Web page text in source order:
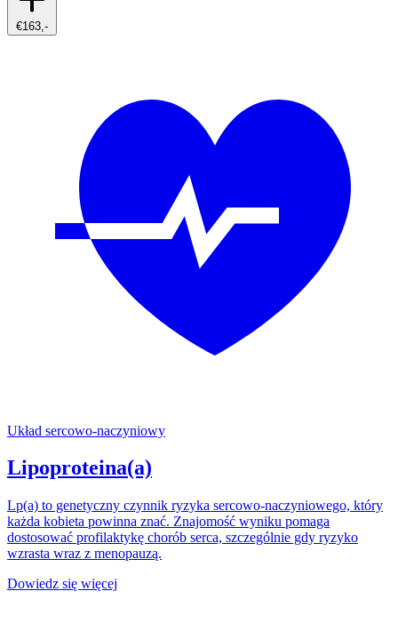
€163,-
Układ sercowo-naczyniowy
Lipoproteina(a)
Lp(a) to genetyczny czynnik ryzyka sercowo-naczyniowego, który
każda kobieta powinna znać. Znajomość wyniku pomaga
dostosować profilaktykę chorób serca, szczególnie gdy ryzyko
wzrasta wraz z menopauzą.
Dowiedz się więcej